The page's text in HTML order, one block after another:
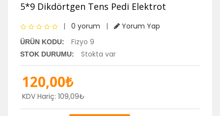
5*9 Dikdörtgen Tens Pedi Elektrot
| 0 yorum | Yorum Yap
ÜRÜN KODU: Fizyo 9
STOK DURUMU: Stokta var
120,00₺
KDV Hariç: 109,09₺